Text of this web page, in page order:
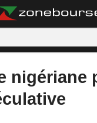
nigériane